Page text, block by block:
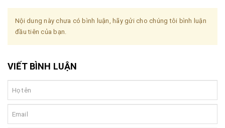
Nội dung này chưa có bình luận, hãy gửi cho chúng tôi bình luận
đầu tiên của bạn.
VIẾT BÌNH LUẬN